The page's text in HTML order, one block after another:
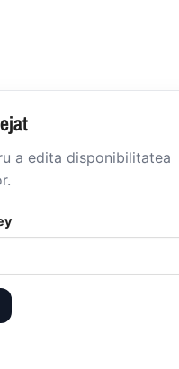
a edita disponibilitatea